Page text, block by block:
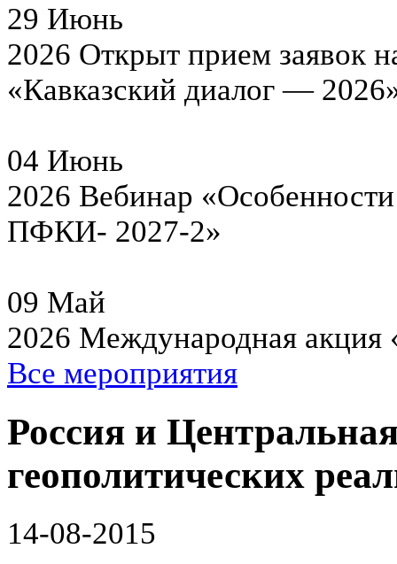
29 Июнь
2026 Открыт прием заявок
«Кавказский диалог —
04 Июнь
2026 Вебинар
ПФКИ- 2027-2»
09 Май
2026 Международная
Все мероприятия
Россия и
геополитических
14-08-2015